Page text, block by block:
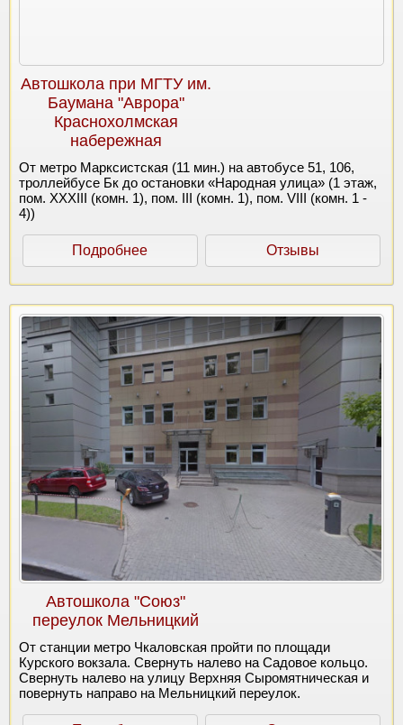
Автошкола при МГТУ им.
Баумана "Аврора"
Краснохолмская
набережная
От метро Марксистская (11 мин.) на автобусе 51, 106,
троллейбусе Бк до остановки «Народная улица» (1 этаж,
пом. XXXIII (комн. 1), пом. III (комн. 1), пом. VIII (комн. 1 -
4))
Подробнее Отзывы
Автошкола "Союз"
переулок Мельницкий
От станции метро Чкаловская пройти по площади
Курского вокзала. Свернуть налево на Садовое кольцо.
Свернуть налево на улицу Верхняя Сыромятническая и
повернуть направо на Мельницкий переулок.